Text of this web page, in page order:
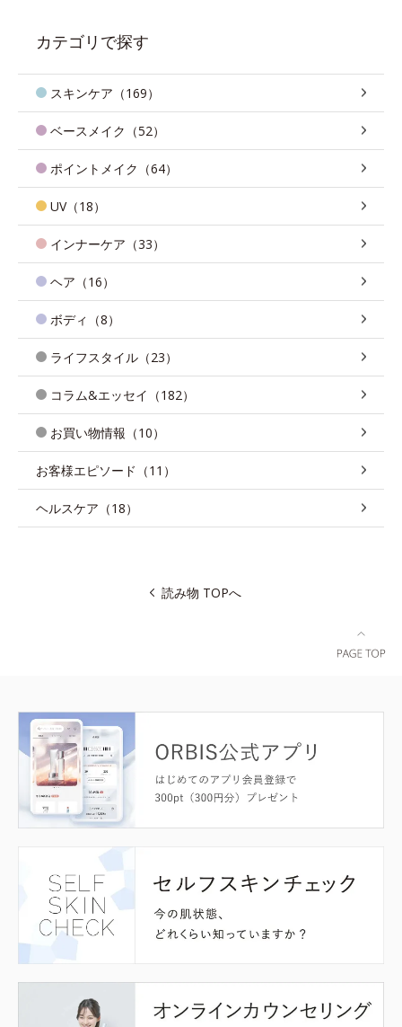
カテゴリで探す
スキンケア（169）
ベースメイク（52）
ポイントメイク（64）
UV（18）
インナーケア（33）
ヘア（16）
ボディ（8）
ライフスタイル（23）
コラム&エッセイ（182）
お買い物情報（10）
お客様エピソード（11）
ヘルスケア（18）
読み物 TOPへ